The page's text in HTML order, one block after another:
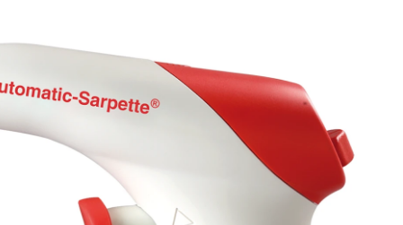
Sarpette®
US,
Automatic-Sarpette®
US, Pipettierhilfe,
Lieferumfang: